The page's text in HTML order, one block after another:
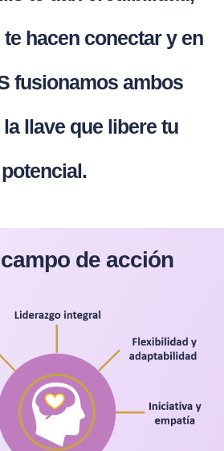
hacen conectar y en
fusionamos ambos
llave que libere tu
potencial.
de acción